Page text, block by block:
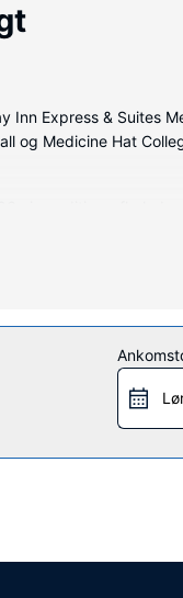
Inn Express & Suites
og Medicine Hat
via kabel og Wi-Fi
aviskiosk og festsal.
serveres på